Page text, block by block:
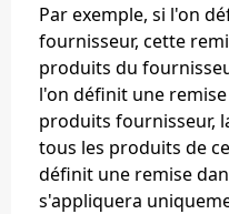
Par exemple, si l'on
fournisseur, cette
produits du
l'on définit une
produits fournisseur,
tous les produits de
définit une remise
s'appliquera